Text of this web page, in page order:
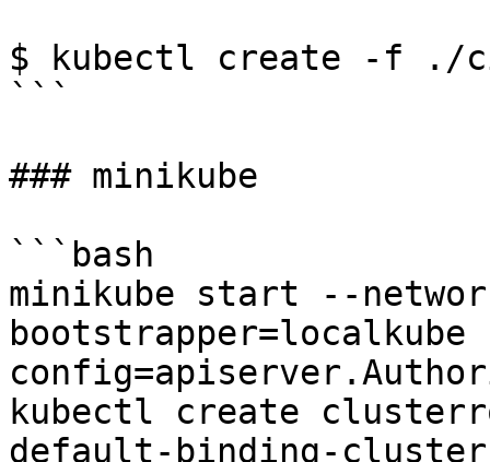
$ kubectl create -f ./
```
### minikube
```bash
minikube start --
bootstrapper=localkube
kubectl create
default-binding-